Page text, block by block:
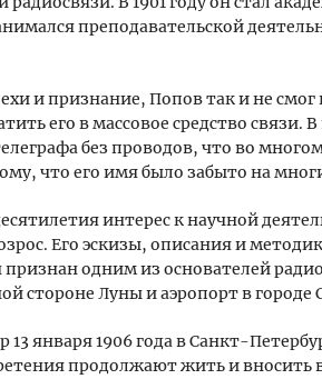
преподавательской
и признание, Попов так и не смог
его в массовое средство связи.
без проводов, что во
что его имя было забыто на
интерес к научной
Его эскизы, описания и
одним из основателей
стороне Луны и аэропорт в городе
13 января 1906 года в Санкт-
продолжают жить и вносить